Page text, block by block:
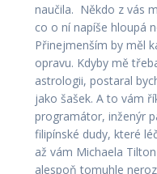
naučila. Někdo z vás
co o ní napíše hloupá
Přinejmenším by měl
opravu. Kdyby mě
astrologii, postaral
jako šašek. A to vám
programátor, inženýr
filipínské dudy, které
až vám Michaela
alespoň tomuhle